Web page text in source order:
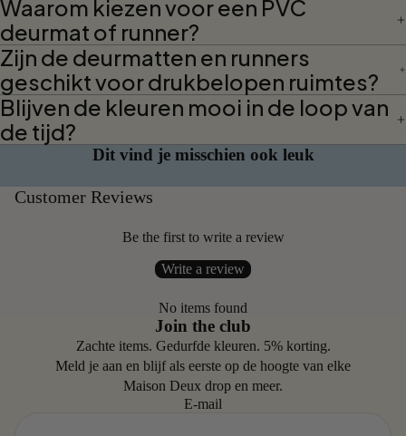
Waarom kiezen voor een PVC
deurmat of runner?
Zijn de deurmatten en runners
geschikt voor drukbelopen ruimtes?
Blijven de kleuren mooi in de loop van
de tijd?
Dit vind je misschien ook leuk
Customer Reviews
Be the first to write a review
Write a review
No items found
Join the club
Zachte items. Gedurfde kleuren. 5% korting.
Meld je aan en blijf als eerste op de hoogte van elke
Maison Deux drop en meer.
E-mail